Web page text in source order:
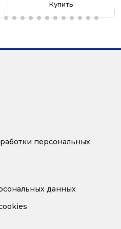
Купить
персональных
данных